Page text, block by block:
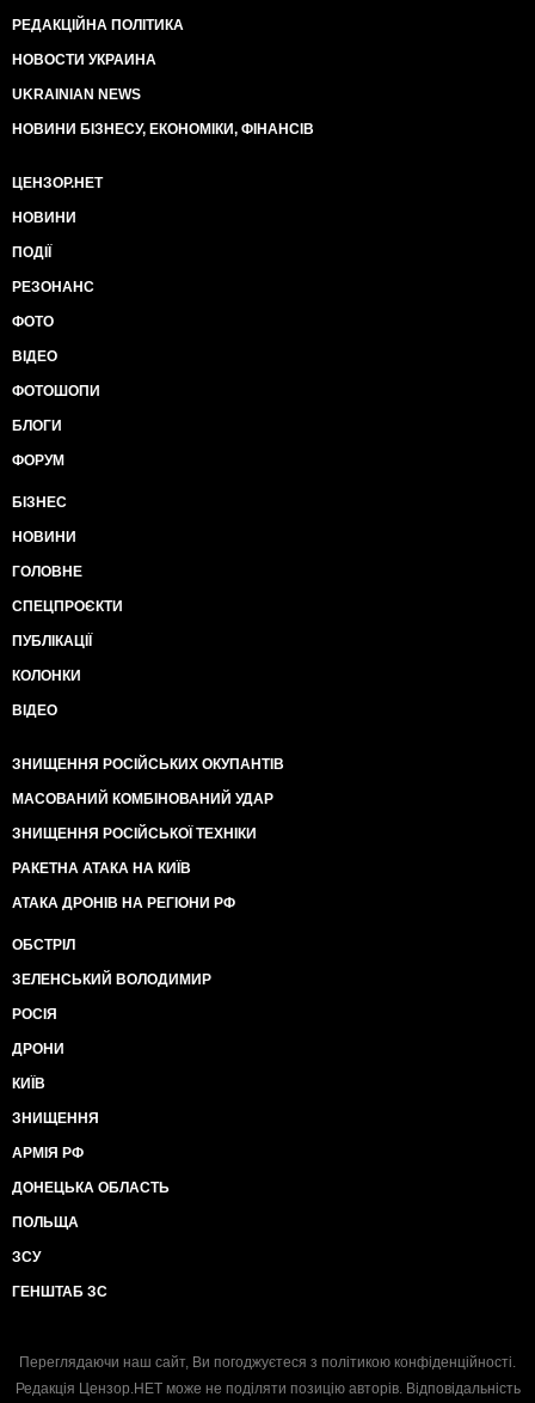
РЕДАКЦІЙНА ПОЛІТИКА
НОВОСТИ УКРАИНА
UKRAINIAN NEWS
НОВИНИ БІЗНЕСУ, ЕКОНОМІКИ, ФІНАНСІВ
ЦЕНЗОР.НЕТ
НОВИНИ
ПОДІЇ
РЕЗОНАНС
ФОТО
ВІДЕО
ФОТОШОПИ
БЛОГИ
ФОРУМ
БІЗНЕС
НОВИНИ
ГОЛОВНЕ
СПЕЦПРОЄКТИ
ПУБЛІКАЦІЇ
КОЛОНКИ
ВІДЕО
ЗНИЩЕННЯ РОСІЙСЬКИХ ОКУПАНТІВ
МАСОВАНИЙ КОМБІНОВАНИЙ УДАР
ЗНИЩЕННЯ РОСІЙСЬКОЇ ТЕХНІКИ
РАКЕТНА АТАКА НА КИЇВ
АТАКА ДРОНІВ НА РЕГІОНИ РФ
ОБСТРІЛ
ЗЕЛЕНСЬКИЙ ВОЛОДИМИР
РОСІЯ
ДРОНИ
КИЇВ
ЗНИЩЕННЯ
АРМІЯ РФ
ДОНЕЦЬКА ОБЛАСТЬ
ПОЛЬЩА
ЗСУ
ГЕНШТАБ ЗС
Переглядаючи наш сайт, Ви погоджуєтеся з політикою конфіденційності.
Редакція Цензор.НЕТ може не поділяти позицію авторів. Відповідальність